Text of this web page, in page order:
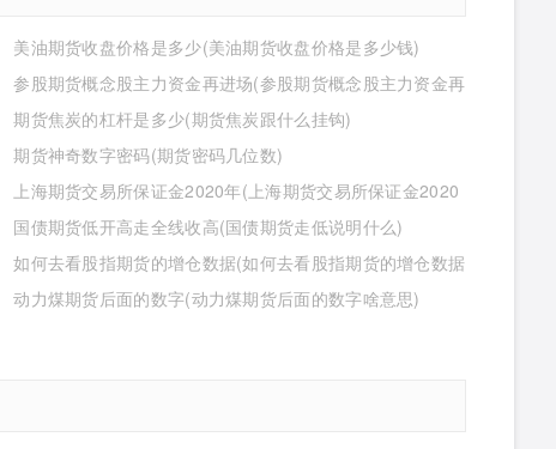
美油期货收盘价格是多少(美油期货收盘价格是多少钱)
参股期货概念股主力资金再进场(参股期货概念股主力资金再
进场什么意思)
期货焦炭的杠杆是多少(期货焦炭跟什么挂钩)
期货神奇数字密码(期货密码几位数)
上海期货交易所保证金2020年(上海期货交易所保证金2020
年是多少)
国债期货低开高走全线收高(国债期货走低说明什么)
如何去看股指期货的增仓数据(如何去看股指期货的增仓数据
动力煤期货后面的数字(动力煤期货后面的数字啥意思)